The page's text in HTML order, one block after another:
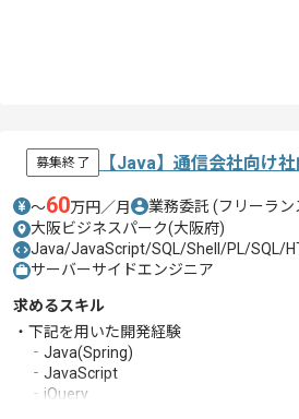
募集終了 【Java】通信会社向け
〜60万円／月 業務委託 (フリーラン
大阪ビジネスパーク(大阪府)
Java/JavaScript/SQL/Shell/PL/SQL/
サーバーサイドエンジニア
求めるスキル
・下記を用いた開発経験
‐Java(Spring)
‐JavaScript
‐jQuery